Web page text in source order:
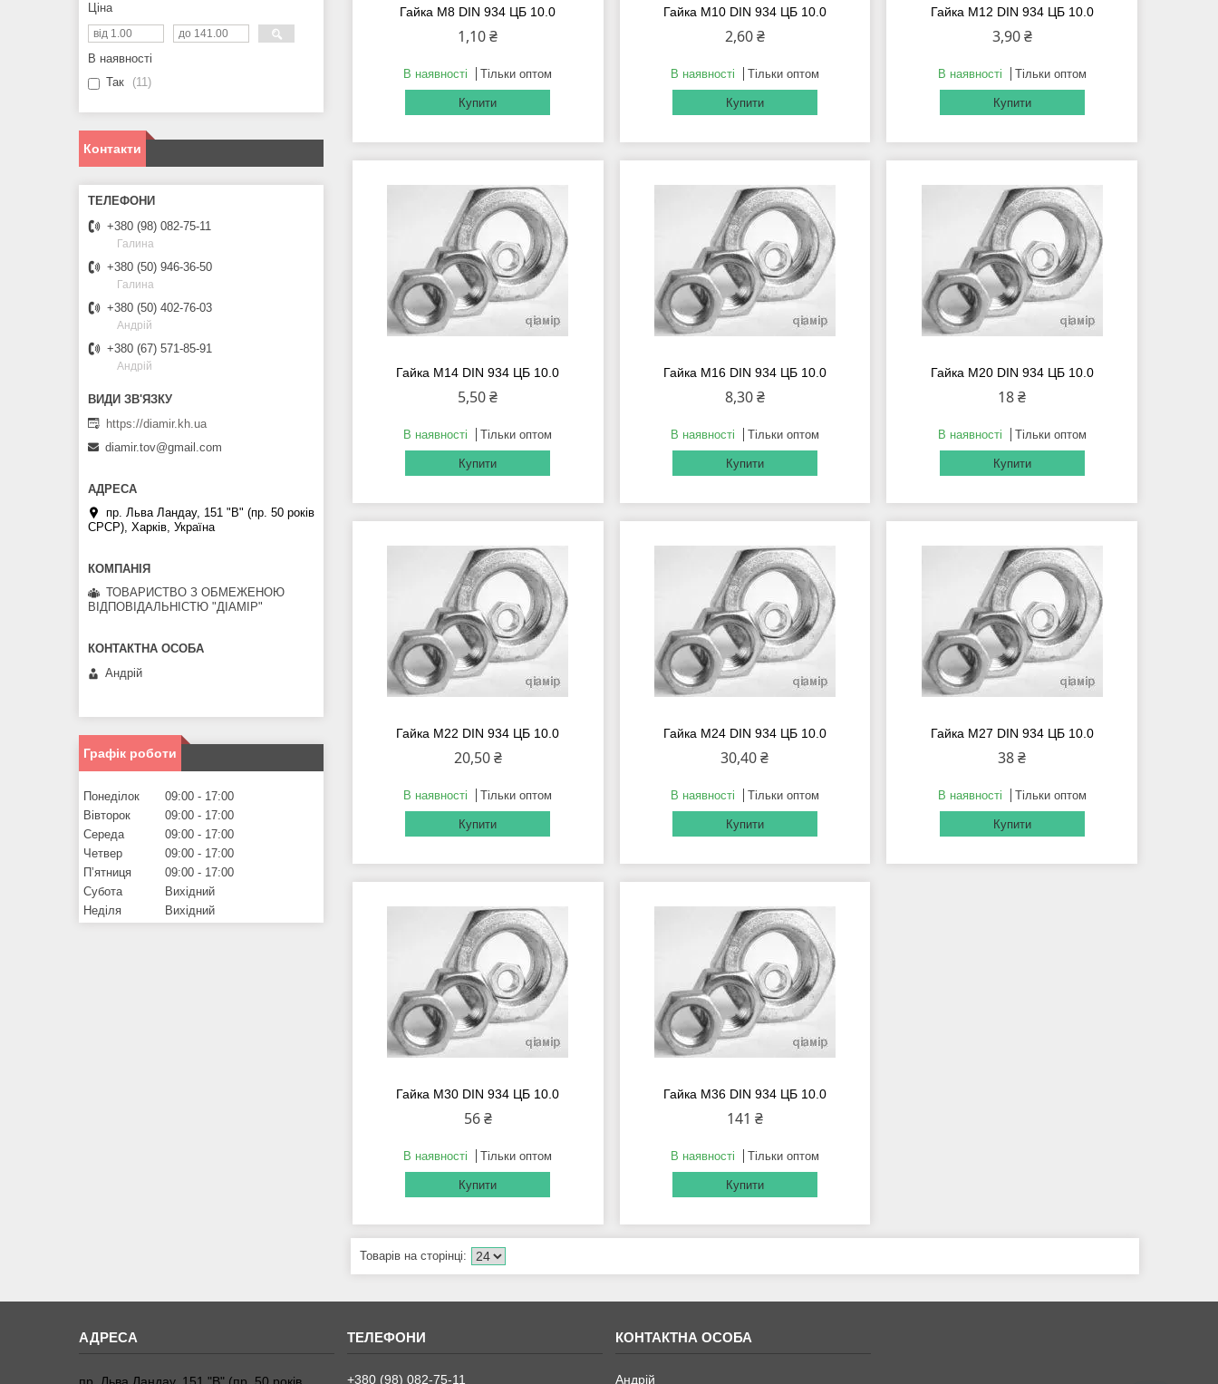
Гайка М8 DIN 934 ЦБ 10.0
1,10 ₴
В наявності Тільки оптом
Купити
Гайка М10 DIN 934 ЦБ 10.0
2,60 ₴
В наявності Тільки оптом
Купити
Гайка М12 DIN 934 ЦБ 10.0
3,90 ₴
В наявності Тільки оптом
Купити
Гайка М14 DIN 934 ЦБ 10.0
5,50 ₴
В наявності Тільки оптом
Купити
Гайка М16 DIN 934 ЦБ 10.0
8,30 ₴
В наявності Тільки оптом
Купити
Гайка М20 DIN 934 ЦБ 10.0
18 ₴
В наявності Тільки оптом
Купити
Гайка М22 DIN 934 ЦБ 10.0
20,50 ₴
В наявності Тільки оптом
Купити
Гайка М24 DIN 934 ЦБ 10.0
30,40 ₴
В наявності Тільки оптом
Купити
Гайка М27 DIN 934 ЦБ 10.0
38 ₴
В наявності Тільки оптом
Купити
Гайка М30 DIN 934 ЦБ 10.0
56 ₴
В наявності Тільки оптом
Купити
Гайка М36 DIN 934 ЦБ 10.0
141 ₴
В наявності Тільки оптом
Купити
Ціна
В наявності
Так
11
Контакти
+380 (98) 082-75-11
Галина
+380 (50) 946-36-50
Галина
+380 (50) 402-76-03
Андрій
+380 (67) 571-85-91
Андрій
https://diamir.kh.ua
diamir.tov@gmail.com
пр. Льва Ландау, 151 "В" (пр. 50 років
СРСР), Харків, Україна
ТОВАРИСТВО З ОБМЕЖЕНОЮ
ВІДПОВІДАЛЬНІСТЮ "ДІАМІР"
Андрій
Графік роботи
Понеділок 09:00
17:00
Вівторок
09:00
17:00
Середа
09:00
17:00
Четвер
09:00
17:00
Пʼятниця
09:00
17:00
Субота
Вихідний
Неділя
Вихідний
+380 (98) 082-75-11 Андрій